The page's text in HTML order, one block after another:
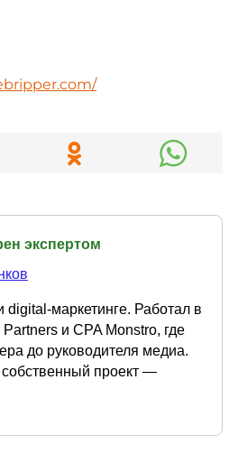
экспертом
digital-маркетинге. Работал в
и CPA Monstro, где
до руководителя медиа.
проект —